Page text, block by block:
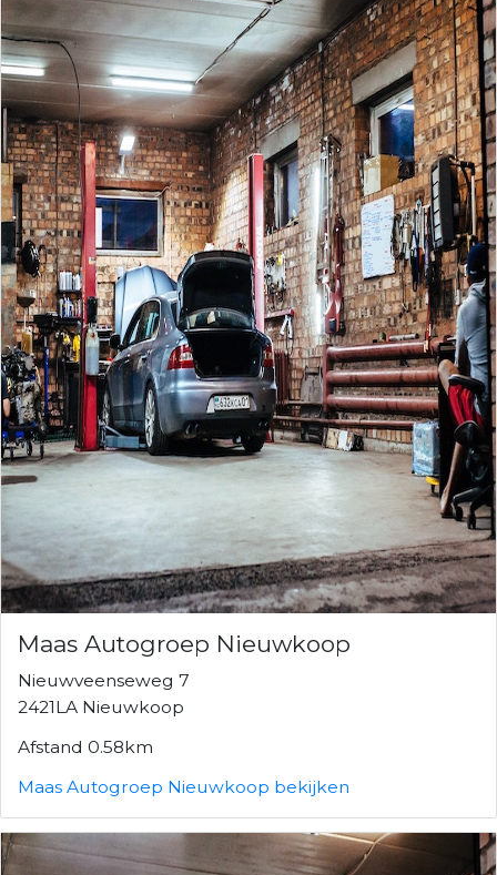
Maas Autogroep Nieuwkoop
Nieuwveenseweg 7
2421LA Nieuwkoop
Afstand 0.58km
Maas Autogroep Nieuwkoop bekijken